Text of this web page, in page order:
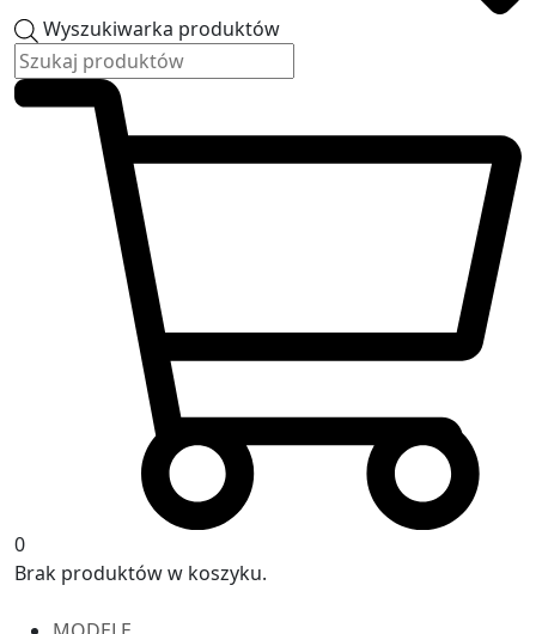
Wyszukiwarka produktów
0
Brak produktów w koszyku.